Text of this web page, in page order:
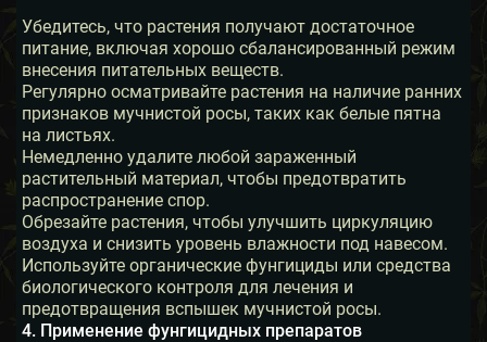
Убедитесь, что растения получают достаточное
питание, включая хорошо сбалансированный режим
внесения питательных веществ.
Регулярно осматривайте растения на наличие ранних
признаков мучнистой росы, таких как белые пятна
на листьях.
Немедленно удалите любой зараженный
растительный материал, чтобы предотвратить
распространение спор.
Обрезайте растения, чтобы улучшить циркуляцию
воздуха и снизить уровень влажности под навесом.
Используйте органические фунгициды или средства
биологического контроля для лечения и
предотвращения вспышек мучнистой росы.
4. Применение фунгицидных препаратов